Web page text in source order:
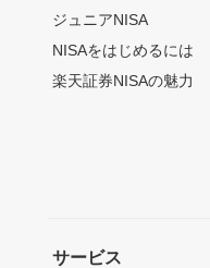
ジュニアNISA
NISAをはじめるには
楽天証券NISAの魅力
サービス